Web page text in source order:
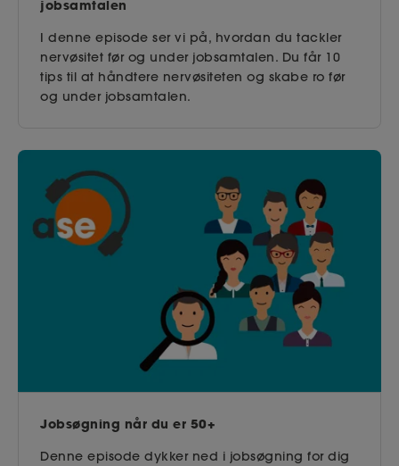
jobsamtalen
I denne episode ser vi på, hvordan du tackler
nervøsitet før og under jobsamtalen. Du får 10
tips til at håndtere nervøsiteten og skabe ro før
og under jobsamtalen.
Jobsøgning når du er 50+
Denne episode dykker ned i jobsøgning for dig